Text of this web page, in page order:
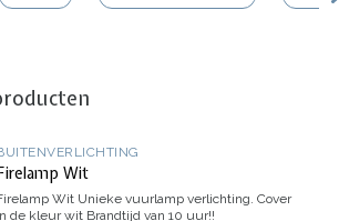
Wit
Wit Unieke vuurlamp verlichting. Cover
de kleur wit Brandtijd van 10 uur!!